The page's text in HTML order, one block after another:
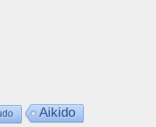
Aikido